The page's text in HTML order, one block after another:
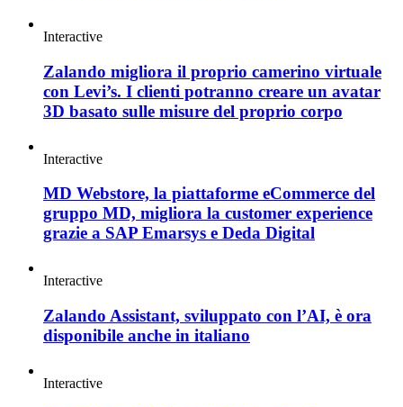
Interactive
Zalando migliora il proprio camerino virtuale
con Levi’s. I clienti potranno creare un avatar
3D basato sulle misure del proprio corpo
Interactive
MD Webstore, la piattaforme eCommerce del
gruppo MD, migliora la customer experience
grazie a SAP Emarsys e Deda Digital
Interactive
Zalando Assistant, sviluppato con l’AI, è ora
disponibile anche in italiano
Interactive